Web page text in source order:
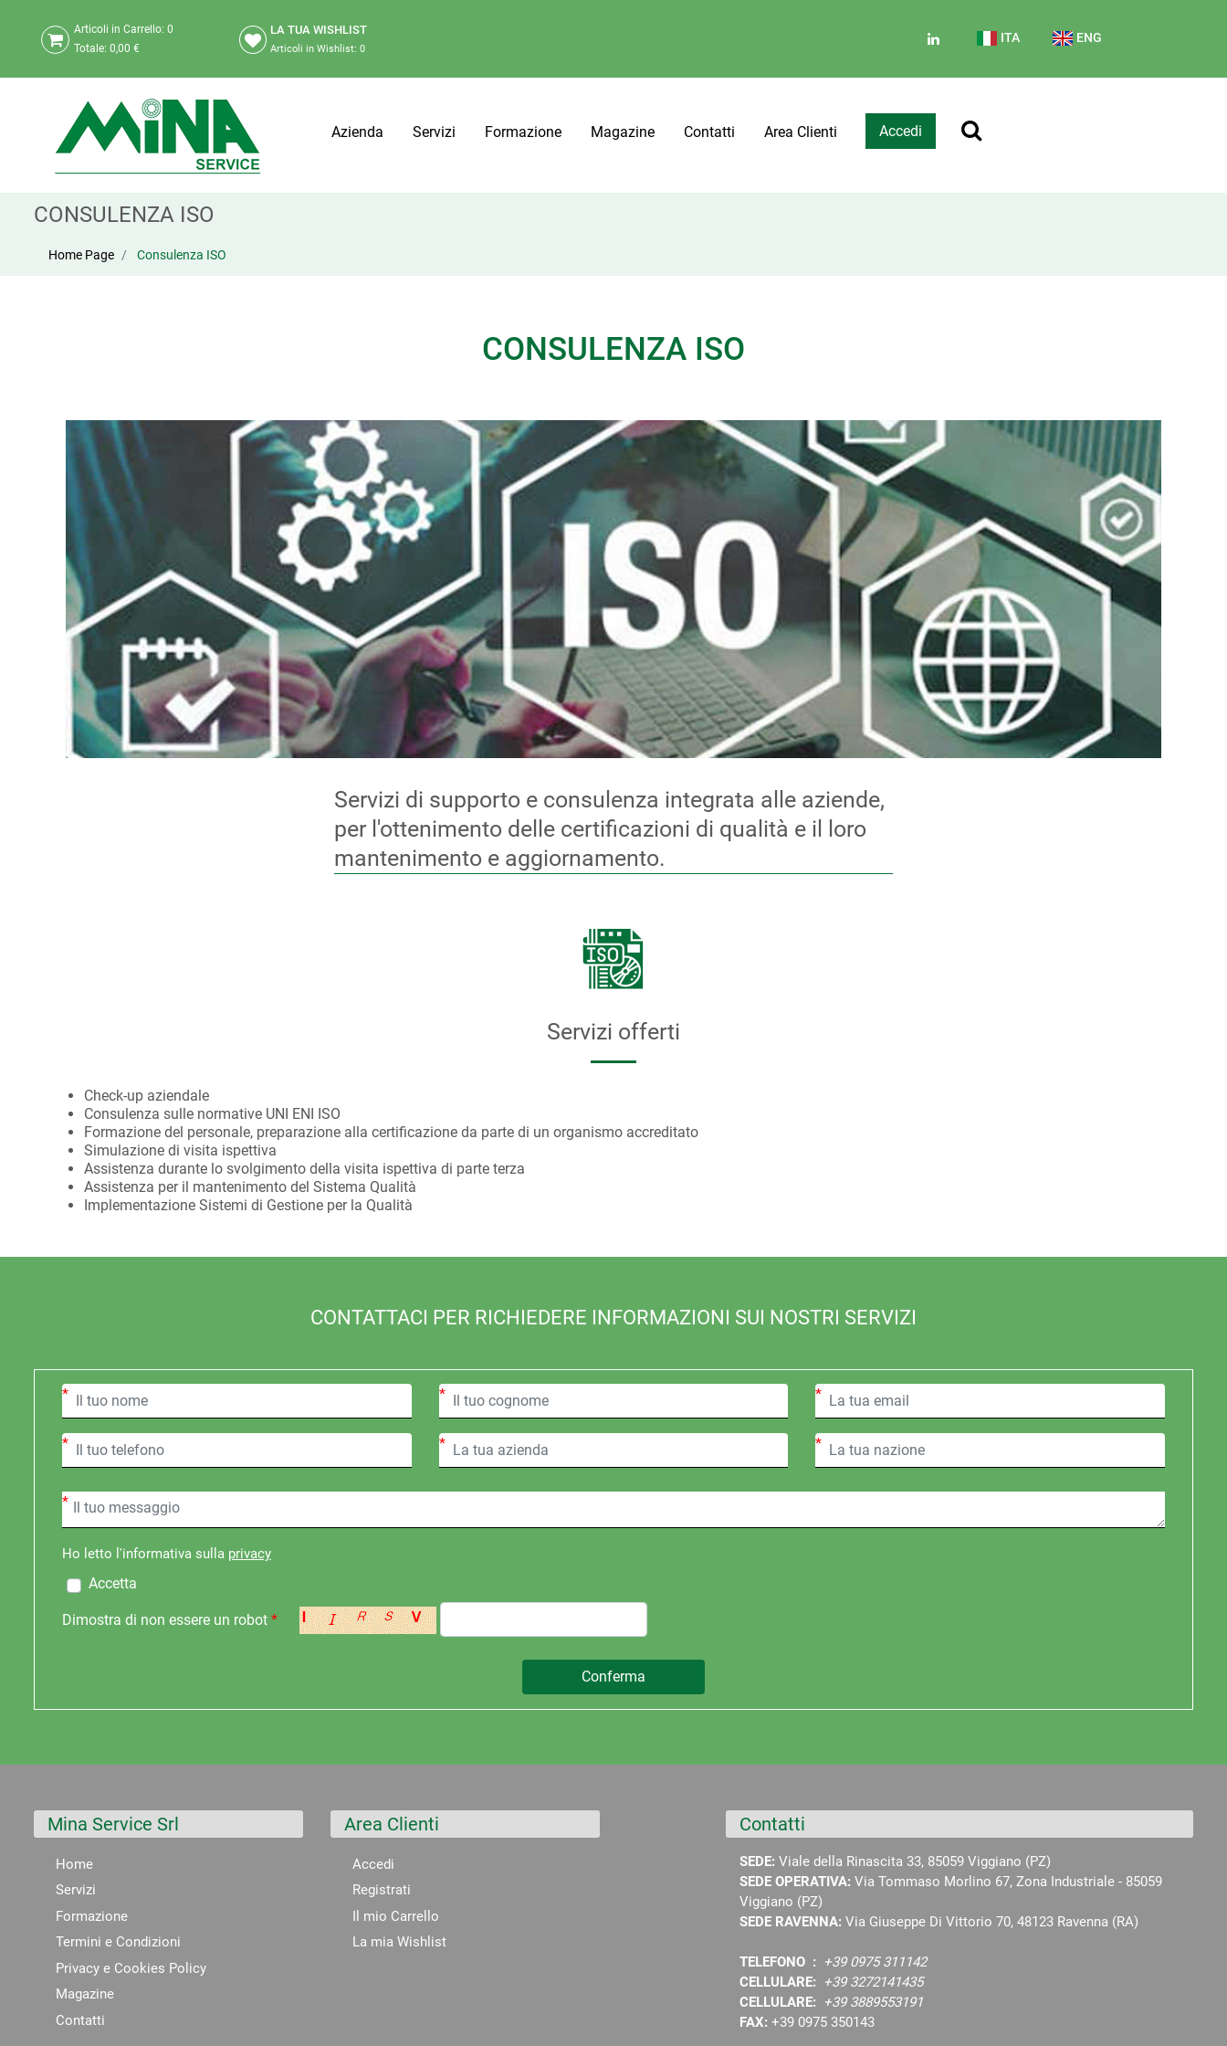
Articoli in Carrello: 0
Totale: 0,00 €
LA TUA WISHLIST
Articoli in Wishlist: 0
ITA ENG
Azienda Servizi Formazione Magazine Contatti Area Clienti Accedi
CONSULENZA ISO
Home Page Consulenza ISO
CONSULENZA ISO
Servizi di supporto e consulenza integrata alle aziende,
per l'ottenimento delle certificazioni di qualità e il loro
mantenimento e aggiornamento.
Servizi offerti
Check-up aziendale
Consulenza sulle normative UNI ENI ISO
Formazione del personale, preparazione alla certificazione da parte di un organismo accreditato
Simulazione di visita ispettiva
Assistenza durante lo svolgimento della visita ispettiva di parte terza
Assistenza per il mantenimento del Sistema Qualità
Implementazione Sistemi di Gestione per la Qualità
CONTATTACI PER RICHIEDERE INFORMAZIONI SUI NOSTRI SERVIZI
* * *
* * *
*
Ho letto l'informativa sulla privacy
Accetta
Dimostra di non essere un robot *
Mina Service Srl
Home
Servizi
Formazione
Termini e Condizioni
Privacy e Cookies Policy
Magazine
Contatti
Area Clienti
Accedi
Registrati
Il mio Carrello
La mia Wishlist
Contatti
SEDE:Viale della Rinascita 33, 85059 Viggiano (PZ)
SEDE OPERATIVA:Via Tommaso Morlino 67, Zona Industriale - 85059
Viggiano (PZ)
SEDE RAVENNA:Via Giuseppe Di Vittorio 70, 48123 Ravenna (RA)
TELEFONO : +39 0975 311142
CELLULARE: +39 3272141435
CELLULARE: +39 3889553191
FAX:+39 0975 350143